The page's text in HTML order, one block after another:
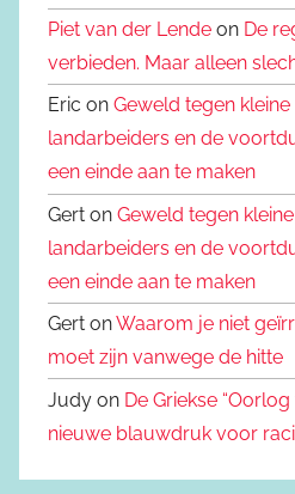
Piet van der Lende on De
verbieden. Maar alleen
Eric on Geweld tegen
landarbeiders en de
een einde aan te maken
Gert on Geweld tegen
landarbeiders en de
een einde aan te maken
Gert onWaarom je niet
moet zijn vanwege de hitte
Judy on De Griekse
nieuwe blauwdruk voor